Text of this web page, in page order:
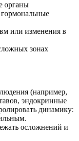
органы
или изменения в
зонах
(например,
эндокринные
динамику:
осложнений и